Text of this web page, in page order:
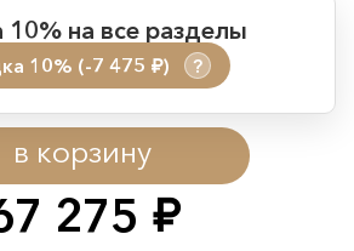
275 руб.
в корзину
10% на все разделы
10% (-7 475 руб.) ?
акции:
08.08.2026 00:01
09.08.2026 23:59